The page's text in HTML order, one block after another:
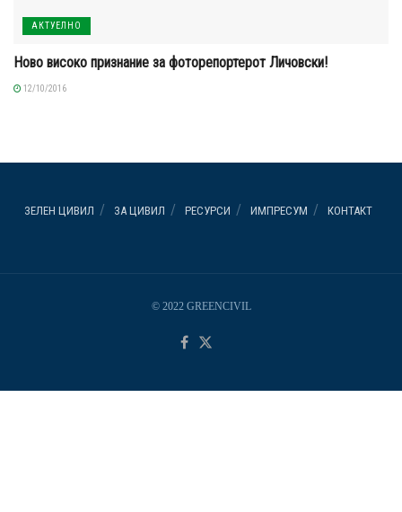
АКТУЕЛНО
Ново високо признание за фоторепортерот Личовски!
12/10/2016
ЗЕЛЕН ЦИВИЛ ЗА ЦИВИЛ РЕСУРСИ ИМПРЕСУМ КОНТАКТ
© 2022 GREENCIVIL